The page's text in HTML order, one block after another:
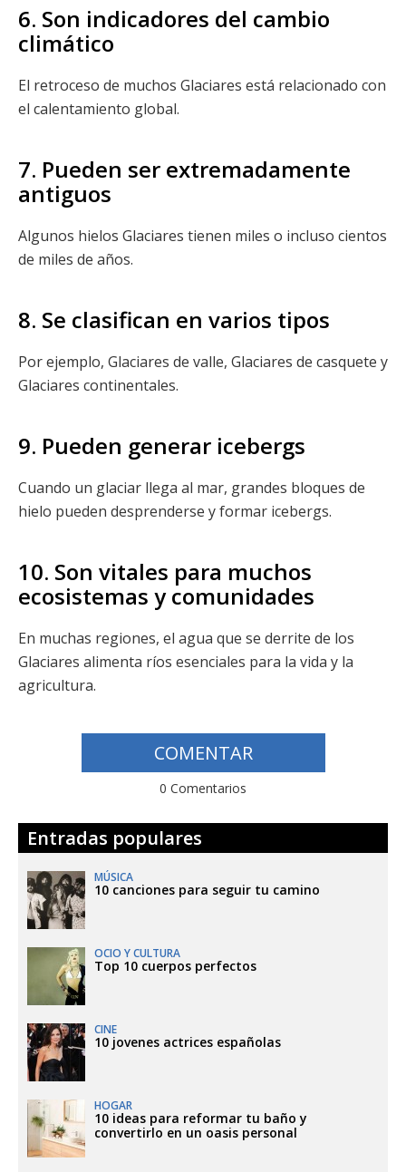
6. Son indicadores del cambio
climático
El retroceso de muchos Glaciares está relacionado con
el calentamiento global.
7. Pueden ser extremadamente
antiguos
Algunos hielos Glaciares tienen miles o incluso cientos
de miles de años.
8. Se clasifican en varios tipos
Por ejemplo, Glaciares de valle, Glaciares de casquete y
Glaciares continentales.
9. Pueden generar icebergs
Cuando un glaciar llega al mar, grandes bloques de
hielo pueden desprenderse y formar icebergs.
10. Son vitales para muchos
ecosistemas y comunidades
En muchas regiones, el agua que se derrite de los
Glaciares alimenta ríos esenciales para la vida y la
agricultura.
COMENTAR
0 Comentarios
Entradas populares
MÚSICA
10 canciones para seguir tu camino
OCIO Y CULTURA
Top 10 cuerpos perfectos
CINE
10 jovenes actrices españolas
HOGAR
10 ideas para reformar tu baño y
convertirlo en un oasis personal